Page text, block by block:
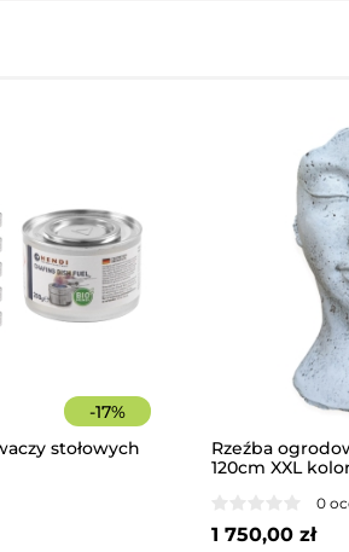
-17%
stołowych
Rzeźba
120cm XXL
0
1 750,00 zł